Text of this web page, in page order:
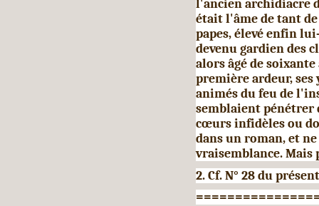
l'ancien ar­chidiacre
était l'âme de tant
papes, élevé enfin
devenu gardien des
alors âgé de
première ardeur,
animés du feu de
sem­blaient pénétrer
cœurs infidèles ou
dans un roman, et
vraisemblance. Mais
2. Cf. N° 28 du